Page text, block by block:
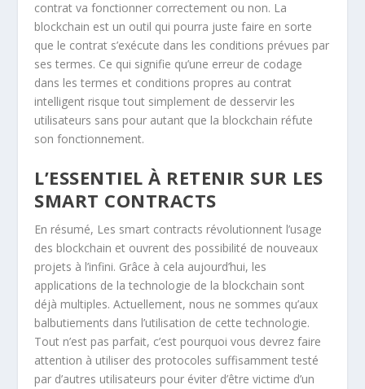
contrat va fonctionner correctement ou non. La
blockchain est un outil qui pourra juste faire en sorte
que le contrat s’exécute dans les conditions prévues par
ses termes. Ce qui signifie qu’une erreur de codage
dans les termes et conditions propres au contrat
intelligent risque tout simplement de desservir les
utilisateurs sans pour autant que la blockchain réfute
son fonctionnement.
L’ESSENTIEL À RETENIR SUR LES
SMART CONTRACTS
En résumé, Les smart contracts révolutionnent l’usage
des blockchain et ouvrent des possibilité de nouveaux
projets à l’infini. Grâce à cela aujourd’hui, les
applications de la technologie de la blockchain sont
déjà multiples. Actuellement, nous ne sommes qu’aux
balbutiements dans l’utilisation de cette technologie.
Tout n’est pas parfait, c’est pourquoi vous devrez faire
attention à utiliser des protocoles suffisamment testé
par d’autres utilisateurs pour éviter d’être victime d’un